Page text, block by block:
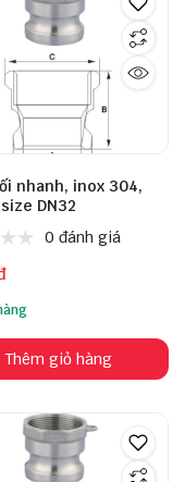
nhanh, inox 304,
DN32
0 đánh giá
Thêm giỏ hàng